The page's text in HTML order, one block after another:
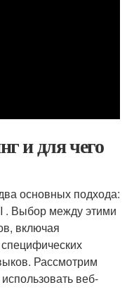
и для чего
основных подхода:
. Выбор между этими
включая
Рассмотрим
веб-